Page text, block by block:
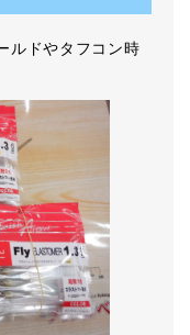
ルドやタフコン時